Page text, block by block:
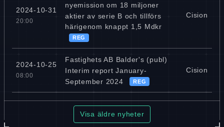
2024-10-31
20:00
nyemission om 18 miljoner
aktier av serie B och tillförs
härigenom knappt 1,5 Mdkr
REG
Cision
2024-10-25
08:00
Fastighets AB Balder's (publ)
Interim report January-
September 2024
REG
Cision
Visa äldre nyheter